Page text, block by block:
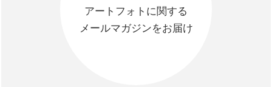
アートフォトに関する
メールマガジンをお届け